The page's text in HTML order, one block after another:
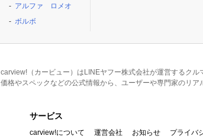
アルファ ロメオ
ボルボ
carview!（カービュー）はLINEヤフー株式会社が運営するクル
価格やスペックなどの公式情報から、ユーザーや専門家のリ
サービス
carview!について 運営会社 お知らせ プライバ